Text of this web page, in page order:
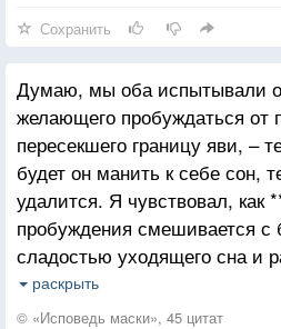
Сохранить
Думаю, мы оба испытывали
желающего пробуждаться от
пересекшего границу яви, –
будет он манить к себе сон,
удалится. Я чувствовал, как
пробуждения смешивается с
сладостью уходящего сна и
разъедает наши души.
одновременно нас обоих,
раскрыть
© «Исповедь маски», 45 цитат